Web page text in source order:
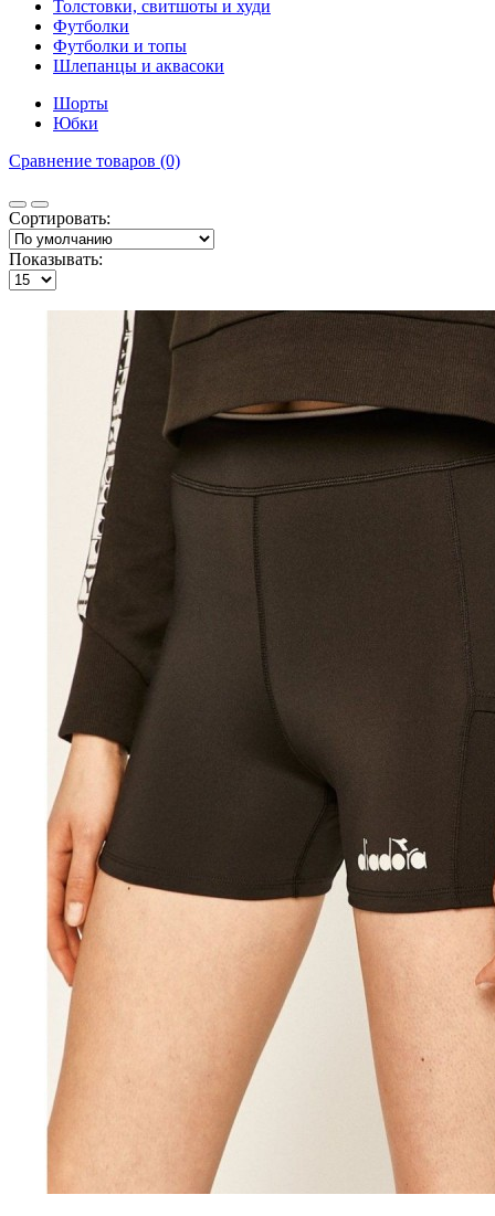
Толстовки, свитшоты и худи
Футболки
Футболки и топы
Шлепанцы и аквасоки
Шорты
Юбки
Сравнение товаров (0)
Сортировать:
Показывать: